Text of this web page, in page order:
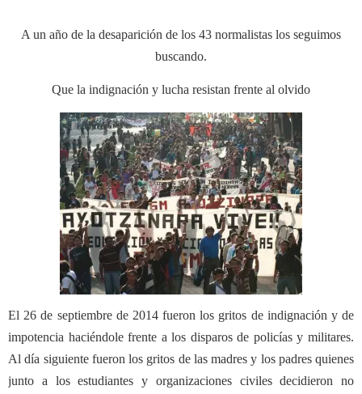
A un año de la desaparición de los 43 normalistas los seguimos
buscando.
Que la indignación y lucha resistan frente al olvido
El 26 de septiembre de 2014 fueron los gritos de indignación y de
impotencia haciéndole frente a los disparos de policías y militares.
Al día siguiente fueron los gritos de las madres y los padres quienes
junto a los estudiantes y organizaciones civiles decidieron no